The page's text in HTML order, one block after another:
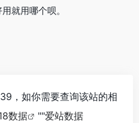
就用哪个呗。
，如你需要查询该站的相
数据 ""爱站数据